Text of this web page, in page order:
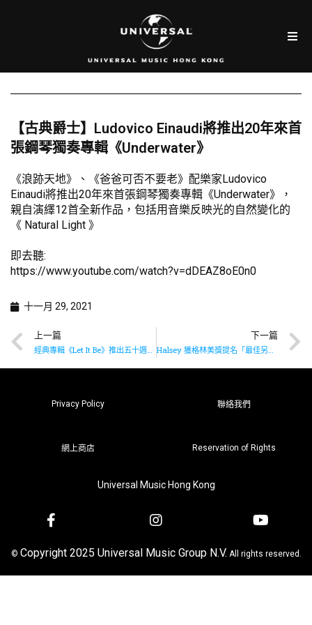
【古典爵士】Ludovico Einaudi將推出20年來首
張鋼琴獨奏專輯《Underwater》
《浪跡天地》、《爸爸可否不要老》配樂家Ludovico
Einaudi將推出20年來首張鋼琴獨奏專輯《Underwater》，
親自演繹12首全新作品，包括用音樂反映光的自然變化的
《 Natural Light 》
即去聽:
https://www.youtube.com/watch?v=dDEAZ8oE0n0
十一月 29, 2021
上一篇
經典專輯《Let It Be》推出五十週年Super Deluxe版本
下一篇
Halsey 獲格林美獎提名「最佳另類音樂大碟獎」
Privacy Policy 聯絡我們
網上商店 Reservation of Rights
Universal Music Hong Kong
© Copyright 2025 Universal Music Group N.V. All rights reserved.